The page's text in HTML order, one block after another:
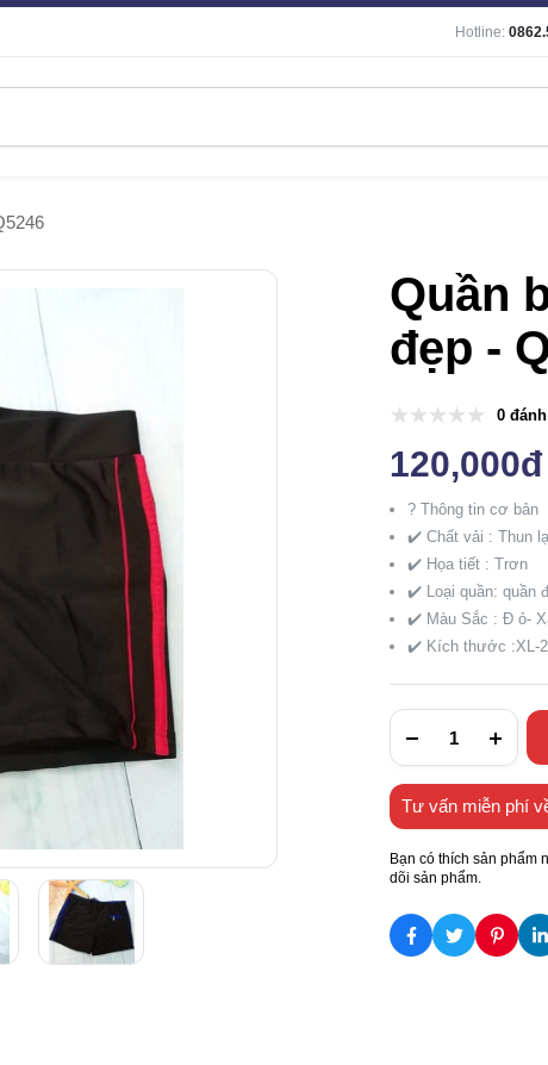
Hotline:
Quần
đẹp -
0
120,000đ
? Thông tin cơ bản
✔️ Chất vải : Thun
✔️ Họa tiết : Trơn
✔️ Loại quần: quần
✔️ Màu Sắc : Đ ỏ-
✔️ Kích thước :XL-
Tư vấn miễn phí
Bạn có thích sản phẩm
dõi sản phẩm.